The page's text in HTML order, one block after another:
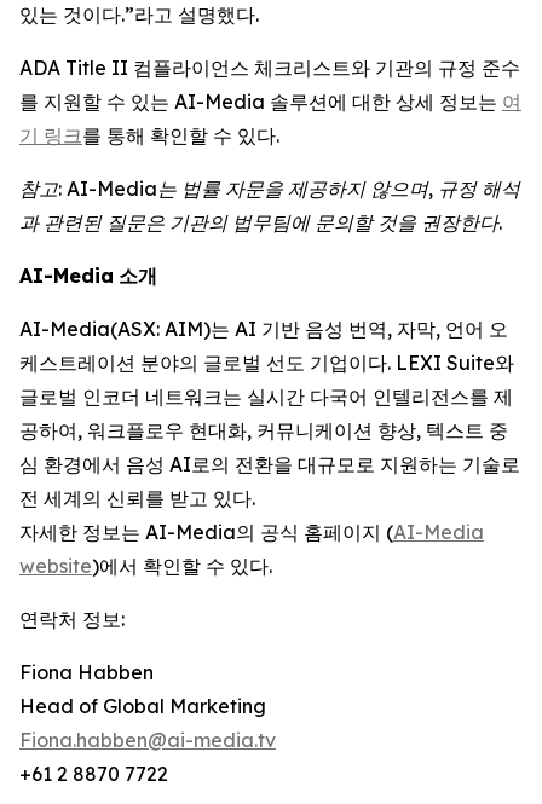
있는 것이다.”라고 설명했다.
ADA Title II 컴플라이언스 체크리스트와 기관의 규정 준수
를 지원할 수 있는 AI-Media 솔루션에 대한 상세 정보는 여
기 링크를 통해 확인할 수 있다.
참고: AI-Media는 법률 자문을 제공하지 않으며, 규정 해석
과 관련된 질문은 기관의 법무팀에 문의할 것을 권장한다.
AI-Media 소개
AI-Media(ASX: AIM)는 AI 기반 음성 번역, 자막, 언어 오
케스트레이션 분야의 글로벌 선도 기업이다. LEXI Suite와
글로벌 인코더 네트워크는 실시간 다국어 인텔리전스를 제
공하여, 워크플로우 현대화, 커뮤니케이션 향상, 텍스트 중
심 환경에서 음성 AI로의 전환을 대규모로 지원하는 기술로
전 세계의 신뢰를 받고 있다.
자세한 정보는 AI-Media의 공식 홈페이지 (AI-Media
website)에서 확인할 수 있다.
연락처 정보:
Fiona Habben
Head of Global Marketing
Fiona.habben@ai-media.tv
+61 2 8870 7722